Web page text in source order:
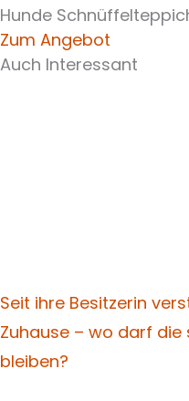
Hunde
Zum Angebot
Auch Interessant
Seit ihre Besitzerin
Zuhause – wo darf
bleiben?